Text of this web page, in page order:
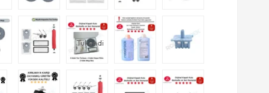
Tükendi